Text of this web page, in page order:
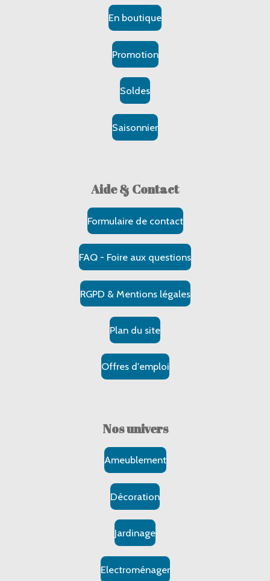
En boutique
Promotion
Soldes
Saisonnier
Aide & Contact
Formulaire de contact
FAQ - Foire aux questions
RGPD & Mentions légales
Plan du site
Offres d'emploi
Nosunivers
Ameublement
Décoration
Jardinage
Electroménager